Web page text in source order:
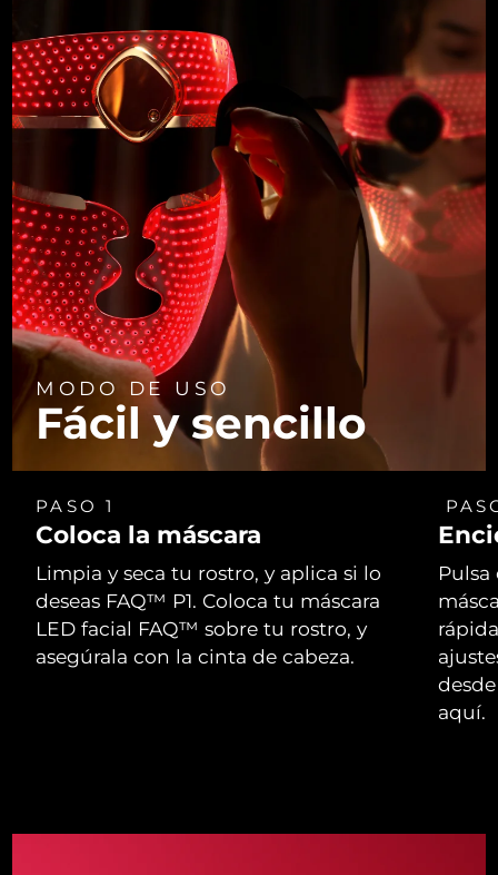
MODO DE USO
Fácil y sencillo
PASO 1
Coloca la máscara
Limpia y seca tu rostro, y aplica si lo
deseas FAQ™ P1. Coloca tu máscara
LED facial FAQ™ sobre tu rostro, y
asegúrala con la cinta de cabeza.
aquí.